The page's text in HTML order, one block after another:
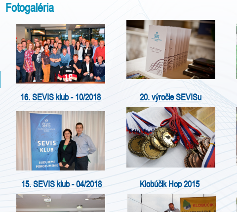
Fotogaléria
16. SEVIS klub - 10/2018 20. výročie SEVISu
15. SEVIS klub - 04/2018 Klobúčik Hop 2015